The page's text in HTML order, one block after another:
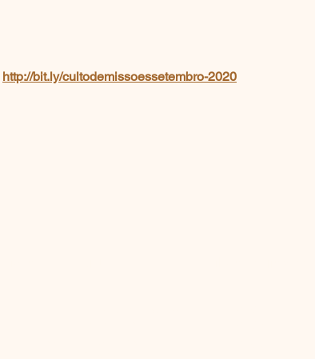
http://bit.ly/cultodemissoessetembro-2020